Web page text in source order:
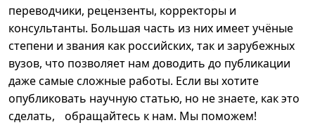
переводчики, рецензенты, корректоры и
консультанты. Большая часть из них имеет учёные
степени и звания как российских, так и зарубежных
вузов, что позволяет нам доводить до публикации
даже самые сложные работы. Если вы хотите
опубликовать научную статью, но не знаете, как это
сделать, обращайтесь к нам. Мы поможем!